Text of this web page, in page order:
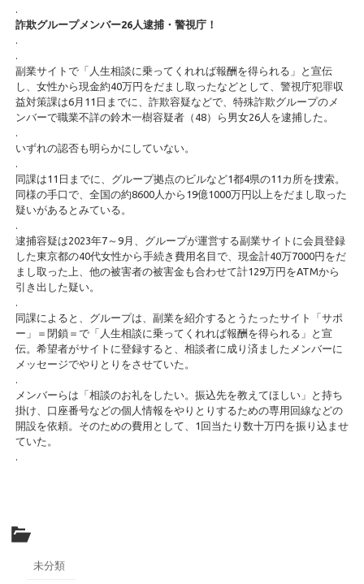
.
詐欺グループメンバー26人逮捕・警視庁！
.
.
副業サイトで「人生相談に乗ってくれれば報酬を得られる」と宣伝
し、女性から現金約40万円をだまし取ったなどとして、警視庁犯罪収
益対策課は6月11日までに、詐欺容疑などで、特殊詐欺グループのメ
ンバーで職業不詳の鈴木一樹容疑者（48）ら男女26人を逮捕した。
.
いずれの認否も明らかにしていない。
.
同課は11日までに、グループ拠点のビルなど1都4県の11カ所を捜索。
同様の手口で、全国の約8600人から19億1000万円以上をだまし取った
疑いがあるとみている。
.
逮捕容疑は2023年7～9月、グループが運営する副業サイトに会員登録
した東京都の40代女性から手続き費用名目で、現金計40万7000円をだ
まし取った上、他の被害者の被害金も合わせて計129万円をATMから
引き出した疑い。
.
同課によると、グループは、副業を紹介するとうたったサイト「サポ
ー」＝閉鎖＝で「人生相談に乗ってくれれば報酬を得られる」と宣
伝。希望者がサイトに登録すると、相談者に成り済ましたメンバーに
メッセージでやりとりをさせていた。
.
メンバーらは「相談のお礼をしたい。振込先を教えてほしい」と持ち
掛け、口座番号などの個人情報をやりとりするための専用回線などの
開設を依頼。そのための費用として、1回当たり数十万円を振り込ませ
ていた。
.
未分類